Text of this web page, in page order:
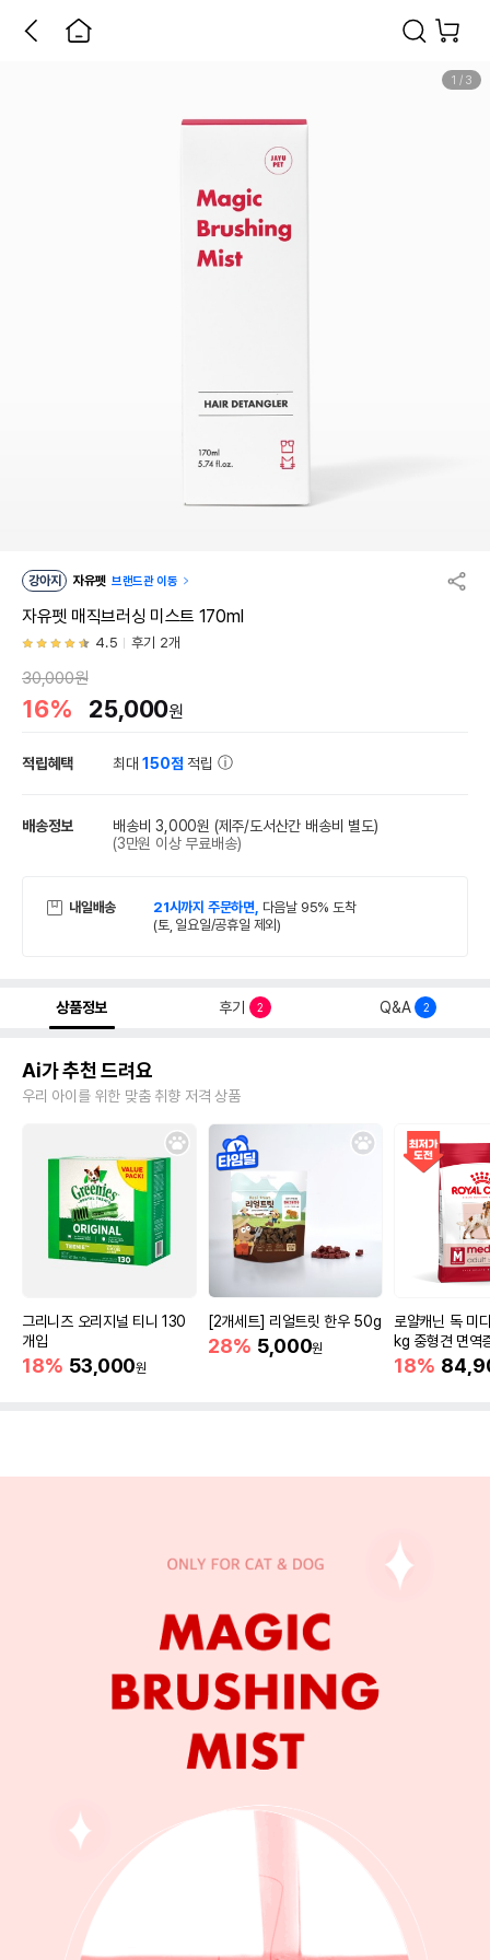
1 / 3
강아지 자유펫 브랜드관 이동
자유펫 매직브러싱 미스트 170ml
4.5 후기 2개
30,000원
16% 25,000원
적립혜택 최대150점 적립
배송정보 배송비 3,000원 (제주/도서산간 배송비 별도)
(3만원 이상 무료배송)
내일배송 21시까지 주문하면, 다음날 95% 도착
(토, 일요일/공휴일 제외)
상품정보 후기 2 Q&A 2
Ai가 추천 드려요
우리 아이를 위한 맞춤 취향 저격 상품
그리니즈 오리지널 티니 130
개입
18% 53,000원
[2개세트] 리얼트릿 한우 50g
28% 5,000원
로얄캐닌 독 미
kg 중형견 면역
18%